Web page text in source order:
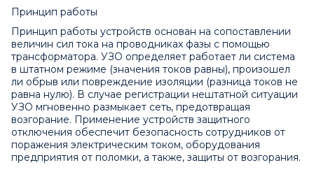
Принцип работы
Принцип работы устройств основан на сопоставлении
величин сил тока на проводниках фазы с помощью
трансформатора. УЗО определяет работает ли система
в штатном режиме (значения токов равны), произошел
ли обрыв или повреждение изоляции (разница токов не
равна нулю). В случае регистрации нештатной ситуации
УЗО мгновенно размыкает сеть, предотвращая
возгорание. Применение устройств защитного
отключения обеспечит безопасность сотрудников от
поражения электрическим током, оборудования
предприятия от поломки, а также, защиты от возгорания.